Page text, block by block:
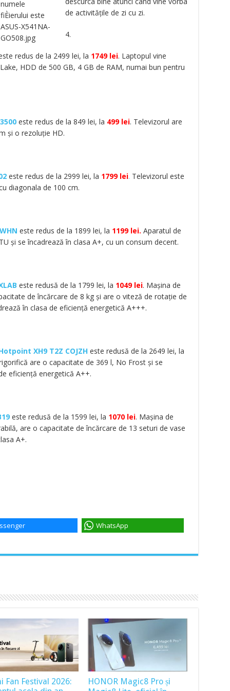
de activitățile de zi cu zi.
4.
redus de la 2499 lei, la 1749 lei. Laptopul vine
HDD de 500 GB, 4 GB de RAM, numai bun pentru
este redus de la 849 lei, la 499 lei. Televizorul are
și o rezoluție HD.
este redus de la 2999 lei, la 1799 lei. Televizorul este
diagonala de 100 cm.
este redus de la 1899 lei, la 1199 lei. Aparatul de
și se încadrează în clasa A+, cu un consum decent.
este redusă de la 1799 lei, la 1049 lei. Mașina de
de încărcare de 8 kg și are o viteză de rotație de
în clasa de eficiență energetică A+++.
XH9 T2Z COJZHeste redusă de la 2649 lei, la
are o capacitate de 369 l, No Frost și se
eficiență energetică A++.
este redusă de la 1599 lei, la 1070 lei. Mașina de
are o capacitate de încărcare de 13 seturi de vase
A+.
WhatsApp
Fan Festival 2026:
HONOR Magic8 Pro și